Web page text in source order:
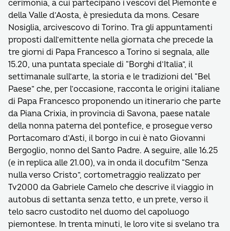
cerimonia, a cui partecipano i vescovi del Piemonte e
della Valle d’Aosta, è presieduta da mons. Cesare
Nosiglia, arcivescovo di Torino. Tra gli appuntamenti
proposti dall’emittente nella giornata che precede la
tre giorni di Papa Francesco a Torino si segnala, alle
15.20, una puntata speciale di “Borghi d’Italia”, il
settimanale sull’arte, la storia e le tradizioni del “Bel
Paese” che, per l’occasione, racconta le origini italiane
di Papa Francesco proponendo un itinerario che parte
da Piana Crixia, in provincia di Savona, paese natale
della nonna paterna del pontefice, e prosegue verso
Portacomaro d’Asti, il borgo in cui è nato Giovanni
Bergoglio, nonno del Santo Padre. A seguire, alle 16.25
(e in replica alle 21.00), va in onda il docufilm “Senza
nulla verso Cristo”, cortometraggio realizzato per
Tv2000 da Gabriele Camelo che descrive il viaggio in
autobus di settanta senza tetto, e un prete, verso il
telo sacro custodito nel duomo del capoluogo
piemontese. In trenta minuti, le loro vite si svelano tra